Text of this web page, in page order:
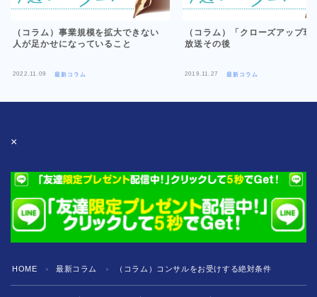
（コラム）事業規模を拡大できない
人が足かせになっていること
2022.11.09 最新コラム
（コラム）「クローズアップ現
放送その後
2019.11.27 最新コラム
×
HOME ＞ 最新コラム ＞ （コラム）コンサルをお受けする絶対条件